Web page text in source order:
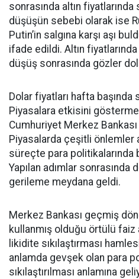
sonrasında altın
düşüşün sebebi olarak ise
Putin’in salgına karşı aşı
ifade edildi. Altın
düşüş sonrasında gözler
Dolar fiyatları hafta başında
Piyasalara etkisini
Cumhuriyet Merkez
Piyasalarda çeşitli önlemler
süreçte para politikalarında
Yapılan adımlar sonrasında
gerileme meydana geldi.
Merkez Bankası geçmiş
kullanmış olduğu örtülü faiz
likidite sıkılaştırması
anlamda gevşek olan para
sıkılaştırılması anlamına